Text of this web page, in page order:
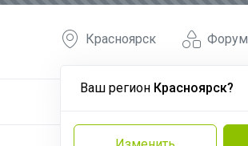
Форум
Красноярск
Ваш регион Красноярск?